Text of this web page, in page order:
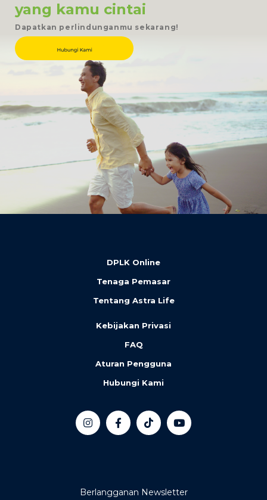
yang kamu cintai
Dapatkan perlindunganmu sekarang!
DPLK Online
Tenaga Pemasar
Tentang Astra Life
Kebijakan Privasi
FAQ
Aturan Pengguna
Hubungi Kami
Berlangganan Newsletter